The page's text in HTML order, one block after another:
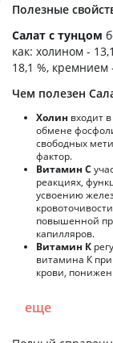
Полезные
Салат с тунцом
как: холином -
18,1 %, кремнием
Чем полезен
Холин входит
обмене
свободных
фактор.
Витамин С
реакциях,
усвоению
повышенной
капилляров.
Витамин К
витамина К
крови,
еще